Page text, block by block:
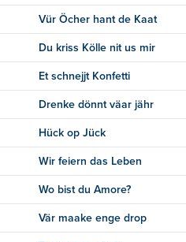
Vür Öcher hant de Kaat
Du kriss Kölle nit us mir
Et schnejjt Konfetti
Drenke dönnt väar jähr
Hück op Jück
Wir feiern das Leben
Wo bist du Amore?
Vär maake enge drop